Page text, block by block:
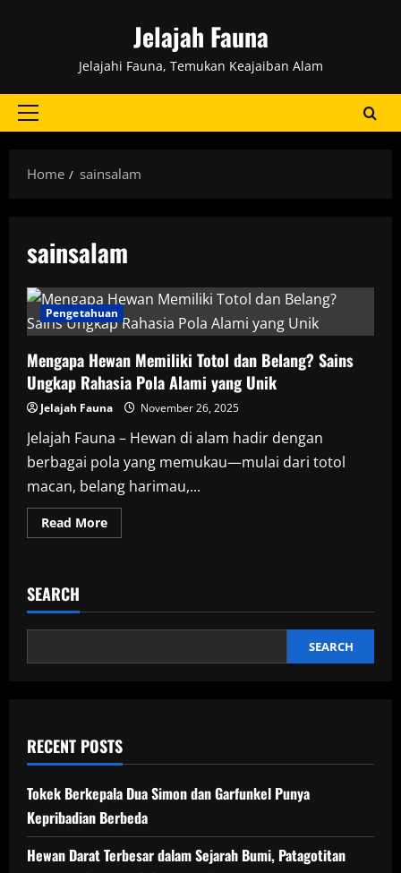
Jelajah Fauna
Jelajahi Fauna, Temukan Keajaiban Alam
Primary
Home
sainsalam
sainsalam
Pengetahuan
Mengapa Hewan Memiliki Totol dan Belang? Sains
Ungkap Rahasia Pola Alami yang Unik
Jelajah Fauna November 26, 2025
Jelajah Fauna – Hewan di alam hadir dengan
berbagai pola yang memukau—mulai dari totol
macan, belang harimau,...
Read MoreRead
more
dan
Sains
Rahasia
SEARCH
SEARCH
RECENT POSTS
Tokek Berkepala Dua Simon dan Garfunkel Punya
Kepribadian Berbeda
Hewan Darat Terbesar dalam Sejarah Bumi, Patagotitan